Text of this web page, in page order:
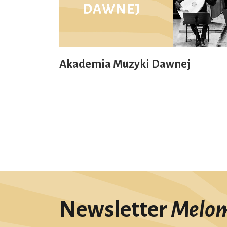
Akademia Muzyki Dawnej
Newsletter